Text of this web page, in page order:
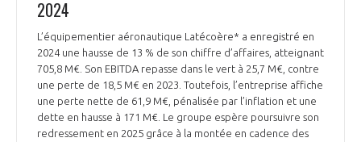
2024
L’équipementier aéronautique Latécoère* a enregistré en
2024 une hausse de 13 % de son chiffre d’affaires, atteignant
705,8 M€. Son EBITDA repasse dans le vert à 25,7 M€, contre
une perte de 18,5 M€ en 2023. Toutefois, l’entreprise affiche
une perte nette de 61,9 M€, pénalisée par l’inflation et une
dette en hausse à 171 M€. Le groupe espère poursuivre son
redressement en 2025 grâce à la montée en cadence des